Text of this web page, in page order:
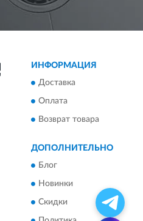
ИНФОРМАЦИЯ
Доставка
Оплата
Возврат товара
ДОПОЛНИТЕЛЬНО
Блог
Новинки
Скидки